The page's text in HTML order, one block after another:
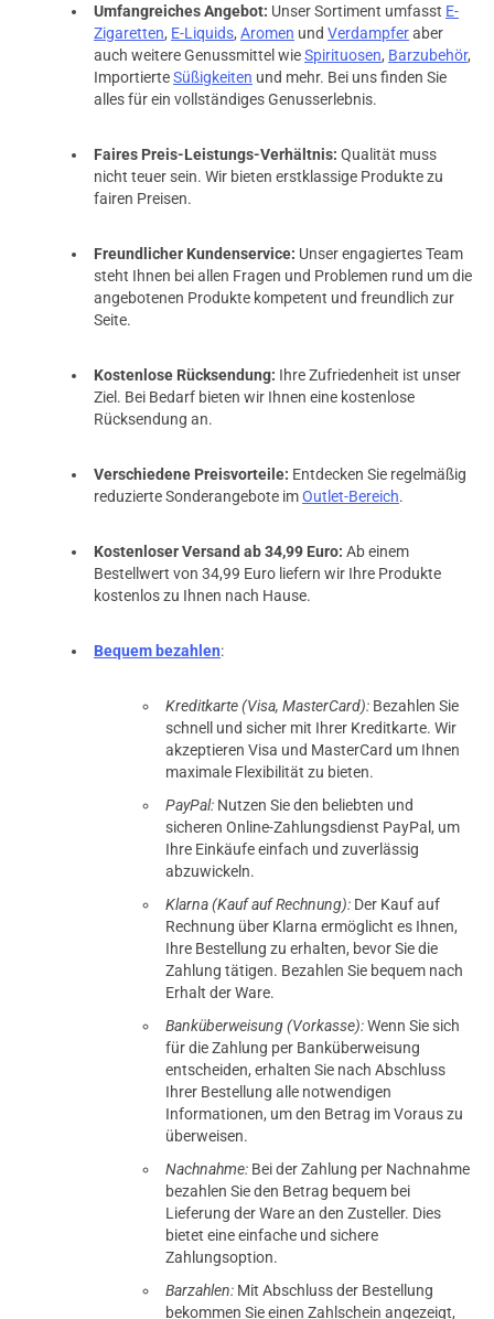
Umfangreiches Angebot: Unser Sortiment umfasst E-
Zigaretten, E-Liquids, Aromen und Verdampferaber
auch weitere Genussmittel wieSpirituosen, Barzubehör,
ImportierteSüßigkeiten und mehr. Bei uns finden Sie
alles für ein vollständiges Genusserlebnis.
Faires Preis-Leistungs-Verhältnis: Qualität muss
nicht teuer sein. Wir bieten erstklassige Produkte zu
fairen Preisen.
Freundlicher Kundenservice: Unser engagiertes Team
steht Ihnen bei allen Fragen und Problemen rund um die
angebotenen Produkte kompetent und freundlich zur
Seite.
Kostenlose Rücksendung: Ihre Zufriedenheit ist unser
Ziel. Bei Bedarf bieten wir Ihnen eine kostenlose
Rücksendung an.
Verschiedene Preisvorteile: Entdecken Sie regelmäßig
reduzierte Sonderangebote imOutlet-Bereich.
Kostenloser Versand ab 34,99 Euro: Ab einem
Bestellwert von 34,99 Euro liefern wir Ihre Produkte
kostenlos zu Ihnen nach Hause.
Bequem bezahlen:
Kreditkarte (Visa, MasterCard): Bezahlen Sie
schnell und sicher mit Ihrer Kreditkarte. Wir
akzeptieren Visa und MasterCard um Ihnen
maximale Flexibilität zu bieten.
PayPal: Nutzen Sie den beliebten und
sicheren Online-Zahlungsdienst PayPal, um
Ihre Einkäufe einfach und zuverlässig
abzuwickeln.
Klarna (Kauf auf Rechnung): Der Kauf auf
Rechnung über Klarna ermöglicht es Ihnen,
Ihre Bestellung zu erhalten, bevor Sie die
Zahlung tätigen. Bezahlen Sie bequem nach
Erhalt der Ware.
Banküberweisung (Vorkasse):Wenn Sie sich
für die Zahlung per Banküberweisung
entscheiden, erhalten Sie nach Abschluss
Ihrer Bestellung alle notwendigen
Informationen, um den Betrag im Voraus zu
überweisen.
Nachnahme: Bei der Zahlung per Nachnahme
bezahlen Sie den Betrag bequem bei
Lieferung der Ware an den Zusteller. Dies
bietet eine einfache und sichere
Zahlungsoption.
Barzahlen: Mit Abschluss der Bestellung
bekommen Sie einen Zahlschein angezeigt,